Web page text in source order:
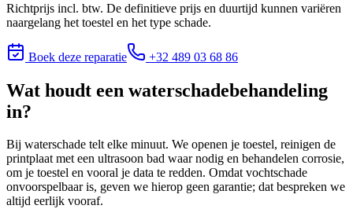
Richtprijs incl. btw. De definitieve prijs en duurtijd kunnen variëren
naargelang het toestel en het type schade.
Boek deze reparatie +32 489 03 68 86
Wat houdt een waterschadebehandeling
in?
Bij waterschade telt elke minuut. We openen je toestel, reinigen de
printplaat met een ultrasoon bad waar nodig en behandelen corrosie,
om je toestel en vooral je data te redden. Omdat vochtschade
onvoorspelbaar is, geven we hierop geen garantie; dat bespreken we
altijd eerlijk vooraf.